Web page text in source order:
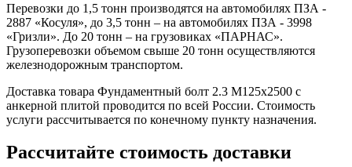
Перевозки до 1,5 тонн производятся на автомобилях ПЗА -
2887 «Косуля», до 3,5 тонн – на автомобилях ПЗА - 3998
«Гризли». До 20 тонн – на грузовиках «ПАРНАС».
Грузоперевозки объемом свыше 20 тонн осуществляются
железнодорожным транспортом.
Доставка товара Фундаментный болт 2.3 М125х2500 с
анкерной плитой проводится по всей России. Стоимость
услуги рассчитывается по конечному пункту назначения.
Рассчитайте стоимость доставки